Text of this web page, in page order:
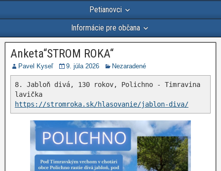
Petianovci
Informácie pre občana
Anketa“STROM ROKA“
Pavel Kyseľ 9. júla 2026 Nezaradené
8. Jabloň divá, 130 rokov, Polichno - Timravina
https://stromroka.sk/hlasovanie/jablon-diva/